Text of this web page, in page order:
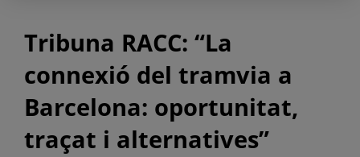
Tribuna RACC: “La
connexió del tramvia a
Barcelona: oportunitat,
traçat i alternatives”